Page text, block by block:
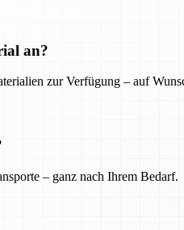
an?
zur Verfügung – auf
– ganz nach Ihrem Bedarf.